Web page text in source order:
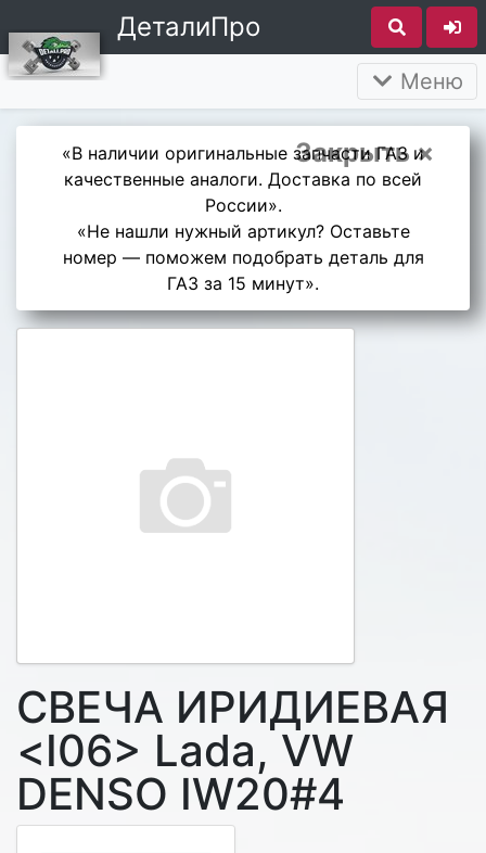
ДеталиПро
Меню
Закрыть ×
«В наличии оригинальные запчасти ГАЗ и
качественные аналоги. Доставка по всей
России».
«Не нашли нужный артикул? Оставьте
номер — поможем подобрать деталь для
ГАЗ за 15 минут».
СВЕЧА ИРИДИЕВАЯ
<I06> Lada, VW
DENSO IW20#4